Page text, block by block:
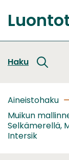
sisältöön
Etusivu
Haku
Aineistohaku
Muikun
Selkämerellä,
Intersik